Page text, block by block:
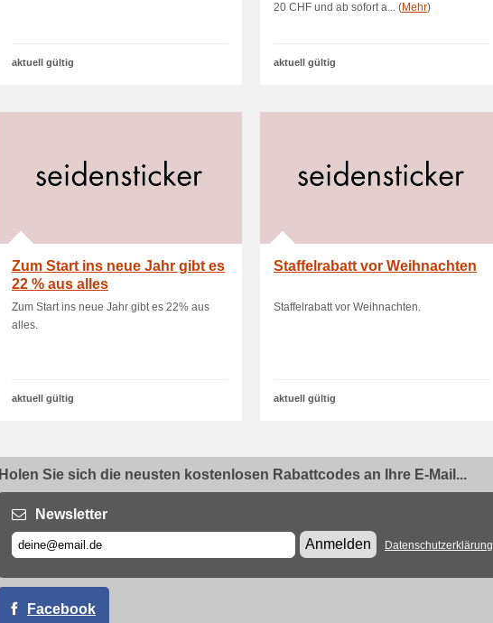
aktuell gültig
20 CHF und ab sofort a... (Mehr)
aktuell gültig
Zum Start ins neue Jahr gibt es
22 % aus alles
Zum Start ins neue Jahr gibt es 22% aus
alles.
aktuell gültig
Staffelrabatt vor Weihnachten
Staffelrabatt vor Weihnachten.
aktuell gültig
Holen Sie sich die neusten kostenlosen Rabattcodes an Ihre E-Mail...
Newsletter
Anmelden
Datenschutzerklärung
Facebook